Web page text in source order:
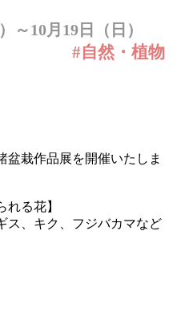
～10月19日（日）
#自然・植物
盆栽作品展を開催いたしま
る花】
ス、キク、フジバカマなど